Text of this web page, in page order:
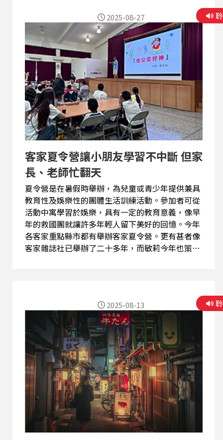
客家夏令營讓小朋友學習不中斷 但家
長、老師忙翻天
夏令營是在暑假時舉辦，為兒童或青少年提供兼具
教育性及娛樂性的團體生活訓練活動。參加者可從
活動中寓學習於娛樂，具有一定的教育意義，像早
年的救國團就讓許多年輕人留下美好的回憶。今年
各客家重點縣市都有舉辦客家夏令營。更有甚者像
客家雜誌社已舉辦了二十多年，而敏莉今年也策劃
2025-08-27
2025-08-13